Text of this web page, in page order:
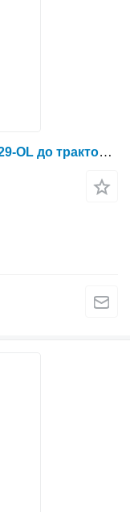
Вал первинний John Deere R556729-OL до трактора колісного John Deere 2704